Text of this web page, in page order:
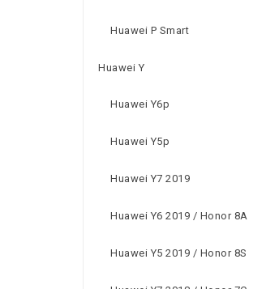
Huawei P Smart
Huawei Y
Huawei Y6p
Huawei Y5p
Huawei Y7 2019
Huawei Y6 2019 / Honor 8A
Huawei Y5 2019 / Honor 8S